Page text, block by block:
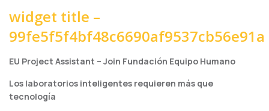
widget title –
99fe5f5f4bf48c6690af9537cb56e91a
EU Project Assistant – Join Fundación Equipo Humano
Los laboratorios inteligentes requieren más que
tecnología